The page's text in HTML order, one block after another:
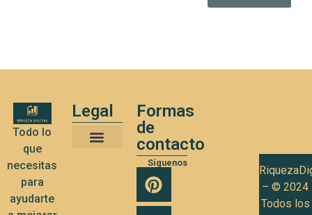
Todo lo
que
necesitas
para
ayudarte
Legal
Formas
de
contacto
Síguenos
– © 2024
Todos los